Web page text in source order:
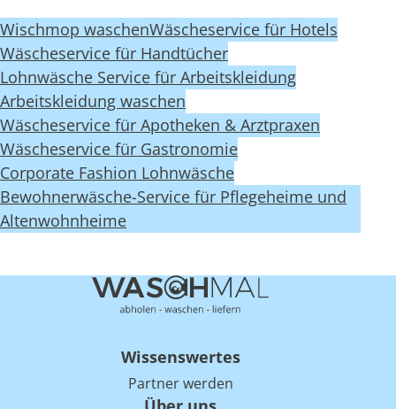
Wischmop waschenWäscheservice für Hotels
Wäscheservice für Handtücher
Lohnwäsche Service für Arbeitskleidung
Arbeitskleidung waschen
Wäscheservice für Apotheken & Arztpraxen
Wäscheservice für Gastronomie
Corporate Fashion Lohnwäsche
Bewohnerwäsche-Service für Pflegeheime und
Altenwohnheime
Wissenswertes
Partner werden